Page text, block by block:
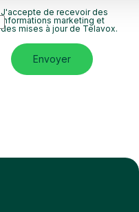
J'accepte de recevoir des
informations marketing et
des mises à jour de Telavox.
Envoyer